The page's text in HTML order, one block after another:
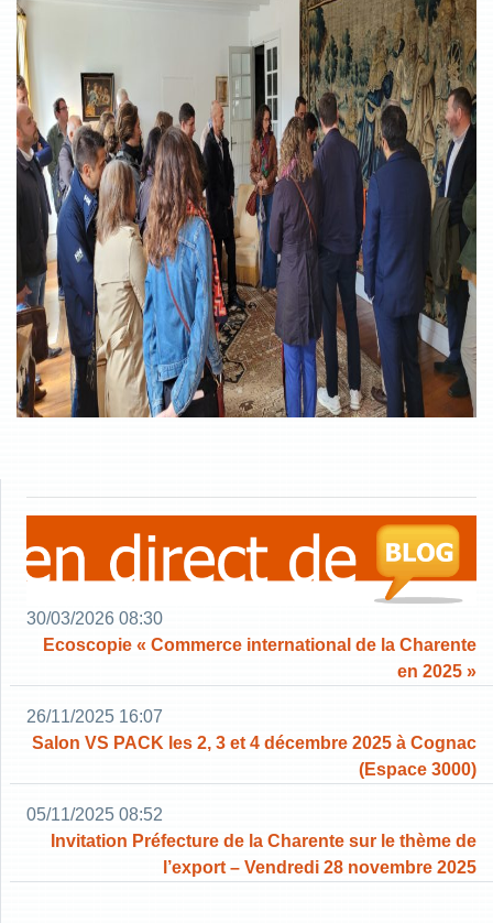
30/03/2026 08:30
Ecoscopie « Commerce international de la Charente
en 2025 »
26/11/2025 16:07
Salon VS PACK les 2, 3 et 4 décembre 2025 à Cognac
(Espace 3000)
05/11/2025 08:52
Invitation Préfecture de la Charente sur le thème de
l’export – Vendredi 28 novembre 2025